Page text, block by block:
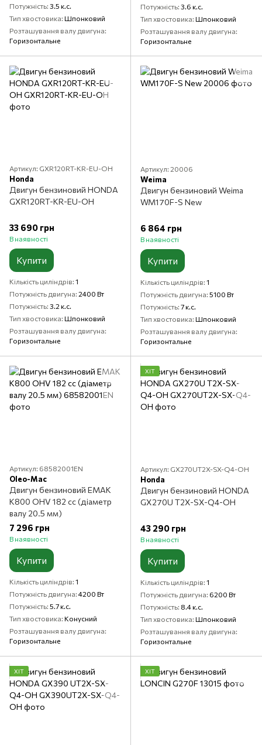
Потужність 3.5 к.с.
Тип хвостовика Шпонковий
Розташування валу двигуна
Горизонтальне
Потужність 3.6 к.с.
Тип хвостовика Шпонковий
Розташування валу двигуна
Горизонтальне
Артикул: GXR120RT-KR-EU-OH
Honda
Двигун бензиновий HONDA
GXR120RT-KR-EU-OH
33 690 грн
В наявності
Купити
Кількість циліндрів 1
Потужність двигуна 2400 Вт
Потужність 3.2 к.с.
Тип хвостовика Шпонковий
Розташування валу двигуна
Горизонтальне
Артикул: 20006
Weima
Двигун бензиновий Weima
WM170F-S New
6 864 грн
В наявності
Купити
Кількість циліндрів 1
Потужність двигуна 5100 Вт
Потужність 7 к.с.
Тип хвостовика Шпонковий
Розташування валу двигуна
Горизонтальне
Артикул: 68582001EN
Oleo-Mac
Двигун бензиновий ЕМАК
К800 OHV 182 cc (діаметр
валу 20.5 мм)
7 296 грн
В наявності
Купити
Кількість циліндрів 1
Потужність двигуна 4200 Вт
Потужність 5.7 к.с.
Тип хвостовика Конусний
Розташування валу двигуна
Горизонтальне
ХІТ
Артикул: GX270UT2X-SX-Q4-OH
Honda
Двигун бензиновий HONDA
GX270U T2X-SX-Q4-OH
43 290 грн
В наявності
Купити
Кількість циліндрів 1
Потужність двигуна 6200 Вт
Потужність 8.4 к.с.
Тип хвостовика Шпонковий
Розташування валу двигуна
Горизонтальне
ХІТ ХІТ